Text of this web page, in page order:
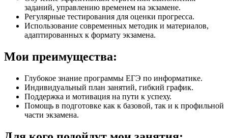
заданий, управлению временем на экзамене.
Регулярные тестирования для оценки прогресса.
Использование современных методик и материалов,
адаптированных к формату экзамена.
Мои преимущества:
Глубокое знание программы ЕГЭ по информатике.
Индивидуальный план занятий, гибкий график.
Поддержка и мотивация на пути к успеху.
Помощь в подготовке как к базовой, так и к профильной
части экзамена.